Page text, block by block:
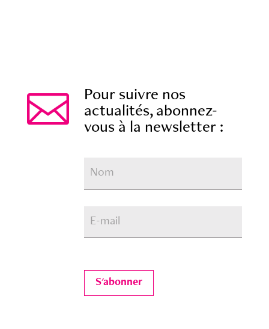

Pour suivre nos
actualités, abonnez-
vous à la newsletter :
S'abonner